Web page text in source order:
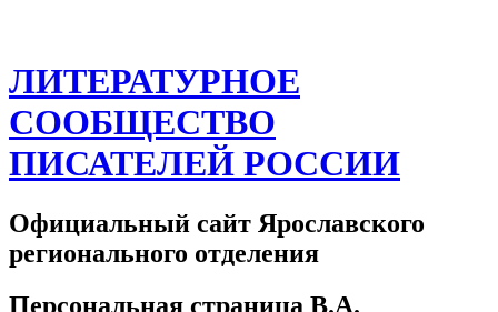
ЛИТЕРАТУРНОЕ
СООБЩЕСТВО
ПИСАТЕЛЕЙ РОССИИ
Официальный сайт Ярославского
регионального отделения
Персональная страница В.А.